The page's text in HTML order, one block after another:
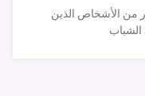
من الأشخاص الذين